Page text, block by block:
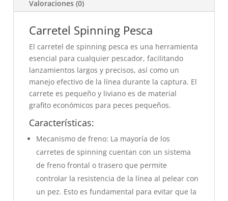
Valoraciones (0)
Carretel Spinning Pesca
El carretel de spinning pesca es una herramienta
esencial para cualquier pescador, facilitando
lanzamientos largos y precisos, así como un
manejo efectivo de la línea durante la captura. El
carrete es pequeño y liviano es de material
grafito económicos para peces pequeños.
Características:
Mecanismo de freno: La mayoría de los
carretes de spinning cuentan con un sistema
de freno frontal o trasero que permite
controlar la resistencia de la línea al pelear con
un pez. Esto es fundamental para evitar que la